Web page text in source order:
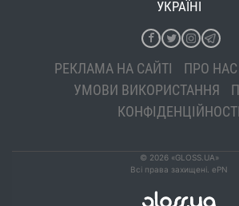
УКРАЇНІ
РЕКЛАМА НА САЙТІ ПРО НАС
УМОВИ ВИКОРИСТАННЯ
КОНФІДЕНЦІЙНОСТІ
© 2026 «GLOSS.UA»
Всі права захищені. ePN